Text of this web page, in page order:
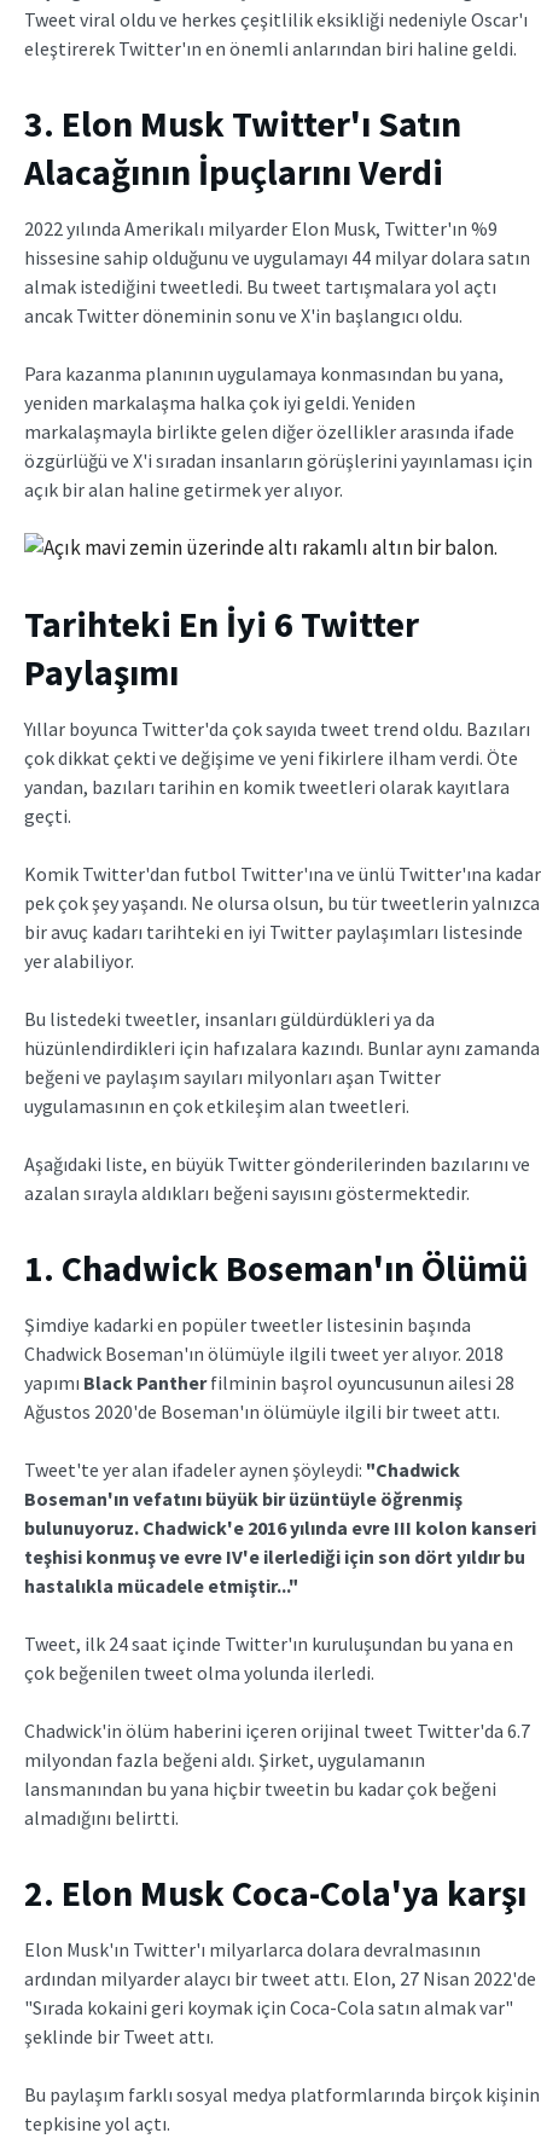
Tweet viral oldu ve herkes çeşitlilik eksikliği nedeniyle Oscar'ı
eleştirerek Twitter'ın en önemli anlarından biri haline geldi.
3. Elon Musk Twitter'ı Satın
Alacağının İpuçlarını Verdi
2022 yılında Amerikalı milyarder Elon Musk, Twitter'ın %9
hissesine sahip olduğunu ve uygulamayı 44 milyar dolara satın
almak istediğini tweetledi. Bu tweet tartışmalara yol açtı
ancak Twitter döneminin sonu ve X'in başlangıcı oldu.
Para kazanma planının uygulamaya konmasından bu yana,
yeniden markalaşma halka çok iyi geldi. Yeniden
markalaşmayla birlikte gelen diğer özellikler arasında ifade
özgürlüğü ve X'i sıradan insanların görüşlerini yayınlaması için
açık bir alan haline getirmek yer alıyor.
Tarihteki En İyi 6 Twitter
Paylaşımı
Yıllar boyunca Twitter'da çok sayıda tweet trend oldu. Bazıları
çok dikkat çekti ve değişime ve yeni fikirlere ilham verdi. Öte
yandan, bazıları tarihin en komik tweetleri olarak kayıtlara
geçti.
Komik Twitter'dan futbol Twitter'ına ve ünlü Twitter'ına kadar
pek çok şey yaşandı. Ne olursa olsun, bu tür tweetlerin yalnızca
bir avuç kadarı tarihteki en iyi Twitter paylaşımları listesinde
yer alabiliyor.
Bu listedeki tweetler, insanları güldürdükleri ya da
hüzünlendirdikleri için hafızalara kazındı. Bunlar aynı zamanda
beğeni ve paylaşım sayıları milyonları aşan Twitter
uygulamasının en çok etkileşim alan tweetleri.
Aşağıdaki liste, en büyük Twitter gönderilerinden bazılarını ve
azalan sırayla aldıkları beğeni sayısını göstermektedir.
1. Chadwick Boseman'ın Ölümü
Şimdiye kadarki en popüler tweetler listesinin başında
Chadwick Boseman'ın ölümüyle ilgili tweet yer alıyor. 2018
yapımı Black Pantherfilminin başrol oyuncusunun ailesi 28
Ağustos 2020'de Boseman'ın ölümüyle ilgili bir tweet attı.
Tweet'te yer alan ifadeler aynen şöyleydi: "Chadwick
Boseman'ın vefatını büyük bir üzüntüyle öğrenmiş
bulunuyoruz. Chadwick'e 2016 yılında evre III kolon kanseri
teşhisi konmuş ve evre IV'e ilerlediği için son dört yıldır bu
hastalıkla mücadele etmiştir..."
Tweet, ilk 24 saat içinde Twitter'ın kuruluşundan bu yana en
çok beğenilen tweet olma yolunda ilerledi.
Chadwick'in ölüm haberini içeren orijinal tweet Twitter'da 6.7
milyondan fazla beğeni aldı. Şirket, uygulamanın
lansmanından bu yana hiçbir tweetin bu kadar çok beğeni
almadığını belirtti.
2. Elon Musk Coca-Cola'ya karşı
Elon Musk'ın Twitter'ı milyarlarca dolara devralmasının
ardından milyarder alaycı bir tweet attı. Elon, 27 Nisan 2022'de
"Sırada kokaini geri koymak için Coca-Cola satın almak var"
şeklinde bir Tweet attı.
Bu paylaşım farklı sosyal medya platformlarında birçok kişinin
tepkisine yol açtı.